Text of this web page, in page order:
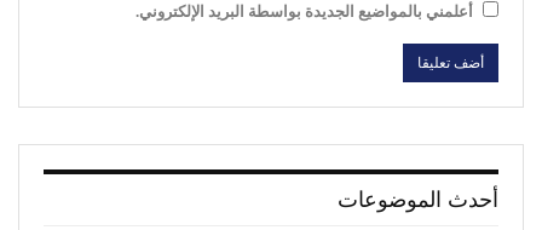
أعلمني بالمواضيع الجديدة بواسطة البريد الإلكتروني.
أحدث الموضوعات